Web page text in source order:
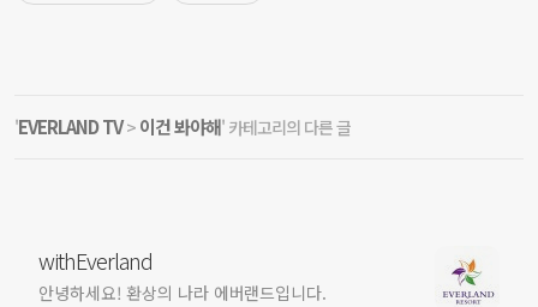
'EVERLAND TV> 이건 봐야해' 카테고리의 다른 글
withEverland
안녕하세요! 환상의 나라 에버랜드입니다.